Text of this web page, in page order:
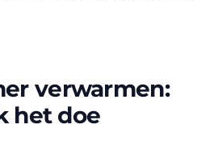
verwarmen:
het doe